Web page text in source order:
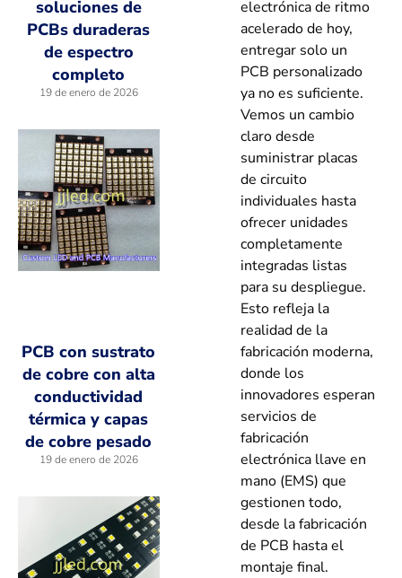
soluciones de
PCBs duraderas
de espectro
completo
19 de enero de 2026
PCB con sustrato
de cobre con alta
conductividad
térmica y capas
de cobre pesado
19 de enero de 2026
electrónica de ritmo
acelerado de hoy,
entregar solo un
PCB personalizado
ya no es suficiente.
Vemos un cambio
claro desde
suministrar placas
de circuito
individuales hasta
ofrecer unidades
completamente
integradas listas
para su despliegue.
Esto refleja la
realidad de la
fabricación moderna,
donde los
innovadores esperan
servicios de
fabricación
electrónica llave en
mano (EMS) que
gestionen todo,
desde la fabricación
de PCB hasta el
montaje final.